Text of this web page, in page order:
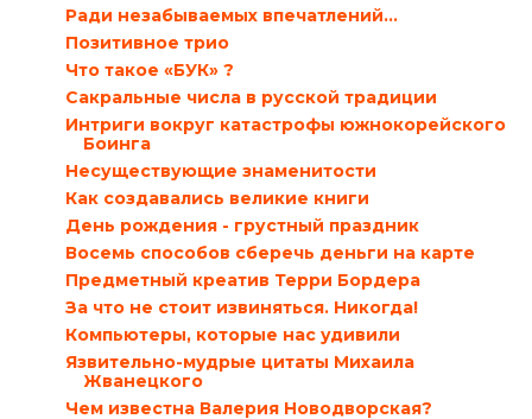
Ради незабываемых впечатлений…
Позитивное трио
Что такое «БУК» ?
Сакральные числа в русской традиции
Интриги вокруг катастрофы южнокорейского
Боинга
Несуществующие знаменитости
Как создавались великие книги
День рождения - грустный праздник
Восемь способов сберечь деньги на карте
Предметный креатив Терри Бордера
За что не стоит извиняться. Никогда!
Компьютеры, которые нас удивили
Язвительно-мудрые цитаты Михаила
Жванецкого
Чем известна Валерия Новодворская?